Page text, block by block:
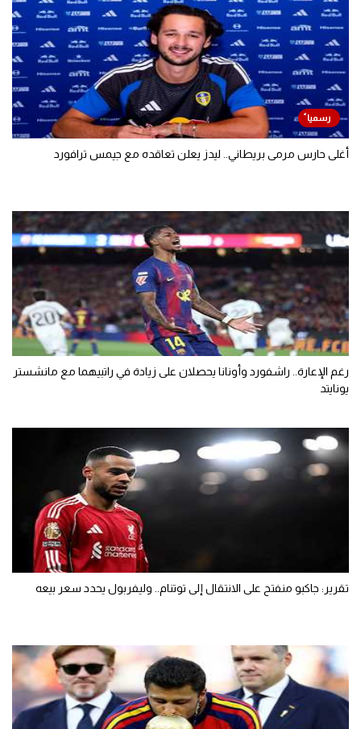
أغلى حارس مرمى بريطاني.. ليدز يعلن تعاقده مع جيمس ترافورد
رغم الإعارة.. راشفورد وأونانا يحصلان على زيادة في راتبيهما مع مانشستر
يونايتد
تقرير: جاكبو منفتح على الانتقال إلى توتنام.. وليفربول يحدد سعر بيعه